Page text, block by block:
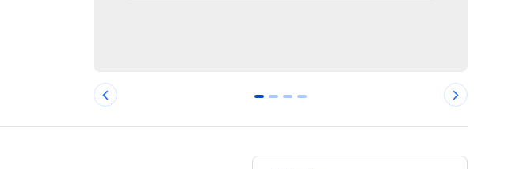
0 1 2 3